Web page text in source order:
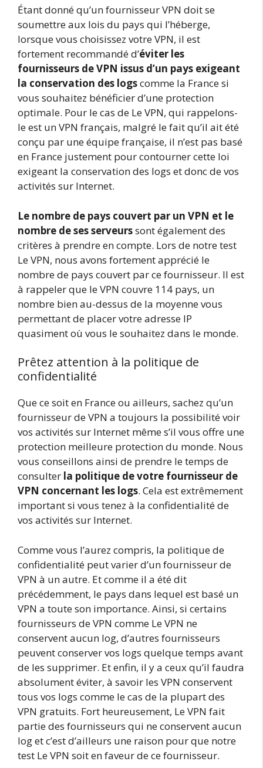
Étant donné qu’un fournisseur VPN doit se
soumettre aux lois du pays qui l’héberge,
lorsque vous choisissez votre VPN, il est
fortement recommandé d’éviter les
fournisseurs de VPN issus d’un pays exigeant
la conservation des logscomme la France si
vous souhaitez bénéficier d’une protection
optimale. Pour le cas de Le VPN, qui rappelons-
le est un VPN français, malgré le fait qu’il ait été
conçu par une équipe française, il n’est pas basé
en France justement pour contourner cette loi
exigeant la conservation des logs et donc de vos
activités sur Internet.
Le nombre de pays couvert par un VPN et le
nombre de ses serveurssont également des
critères à prendre en compte. Lors de notre test
Le VPN, nous avons fortement apprécié le
nombre de pays couvert par ce fournisseur. Il est
à rappeler que le VPN couvre 114 pays, un
nombre bien au-dessus de la moyenne vous
permettant de placer votre adresse IP
quasiment où vous le souhaitez dans le monde.
Prêtez attention à la politique de
confidentialité
Que ce soit en France ou ailleurs, sachez qu’un
fournisseur de VPN a toujours la possibilité voir
vos activités sur Internet même s’il vous offre une
protection meilleure protection du monde. Nous
vous conseillons ainsi de prendre le temps de
consulter la politique de votre fournisseur de
VPN concernant les logs. Cela est extrêmement
important si vous tenez à la confidentialité de
vos activités sur Internet.
Comme vous l’aurez compris, la politique de
confidentialité peut varier d’un fournisseur de
VPN à un autre. Et comme il a été dit
précédemment, le pays dans lequel est basé un
VPN a toute son importance. Ainsi, si certains
fournisseurs de VPN comme Le VPN ne
conservent aucun log, d’autres fournisseurs
peuvent conserver vos logs quelque temps avant
de les supprimer. Et enfin, il y a ceux qu’il faudra
absolument éviter, à savoir les VPN conservent
tous vos logs comme le cas de la plupart des
VPN gratuits. Fort heureusement, Le VPN fait
partie des fournisseurs qui ne conservent aucun
log et c’est d’ailleurs une raison pour que notre
test Le VPN soit en faveur de ce fournisseur.